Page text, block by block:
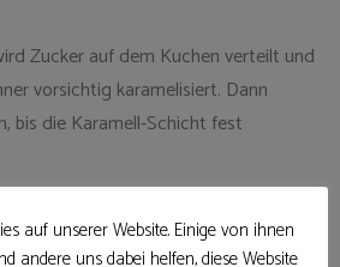
Zucker auf dem Kuchen verteilt und
vorsichtig karamelisiert. Dann
bis die Karamell-Schicht fest
ist ein richtig schöner Käsekuchen.
auf unserer Website. Einige von ihnen
andere uns dabei helfen, diese Website